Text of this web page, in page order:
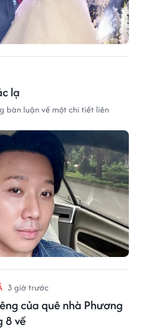
lạ
bàn luận về một chi tiết liên
3 giờ trước
của quê nhà Phương
8 về